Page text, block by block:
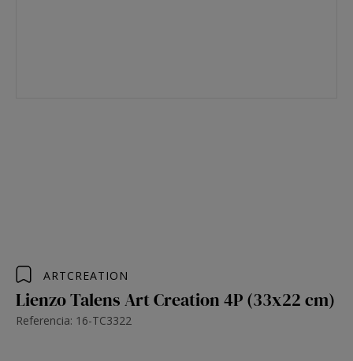
ARTCREATION
Lienzo Talens Art Creation 4P (33x22 cm)
Referencia: 16-TC3322